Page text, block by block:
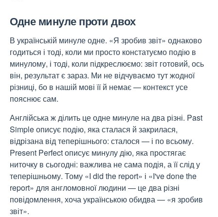
Одне минуле проти двох
В українській минуле одне. «Я зробив звіт» однаково
годиться і тоді, коли ми просто констатуємо подію в
минулому, і тоді, коли підкреслюємо: звіт готовий, ось
він, результат є зараз. Ми не відчуваємо тут жодної
різниці, бо в нашій мові її й немає — контекст усе
пояснює сам.
Англійська ж ділить це одне минуле на два різні. Past
Simple описує подію, яка сталася й закрилася,
відрізана від теперішнього: сталося — і по всьому.
Present Perfect описує минулу дію, яка простягає
ниточку в сьогодні: важлива не сама подія, а її слід у
теперішньому. Тому «I did the report» і «I've done the
report» для англомовної людини — це два різні
повідомлення, хоча українською обидва — «я зробив
звіт».